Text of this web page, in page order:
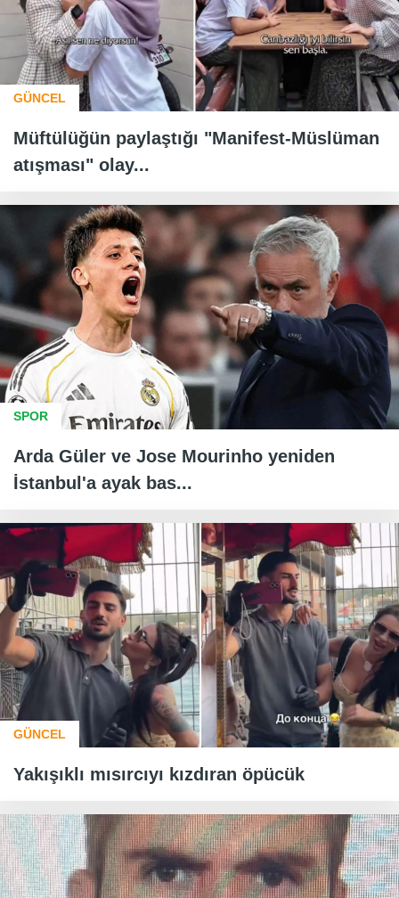
GÜNCEL
Müftülüğün paylaştığı "Manifest-Müslüman
atışması" olay...
SPOR
Arda Güler ve Jose Mourinho yeniden
İstanbul'a ayak bas...
GÜNCEL
Yakışıklı mısırcıyı kızdıran öpücük